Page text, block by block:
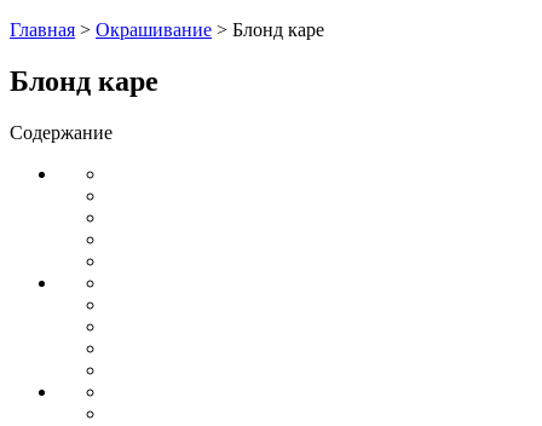
Главная > Окрашивание > Блонд каре
Блонд каре
Содержание